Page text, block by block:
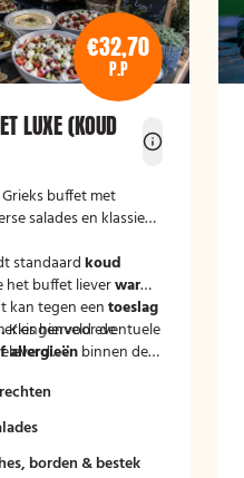
€32,70
P.P
LUXE (KOUD
buffet met
salades en klassieke
standaardkoud
het buffet lieverwarm
kan tegen eentoeslag
Kies hiervoor deeventuele
allergieënbinnen de
borden & bestek